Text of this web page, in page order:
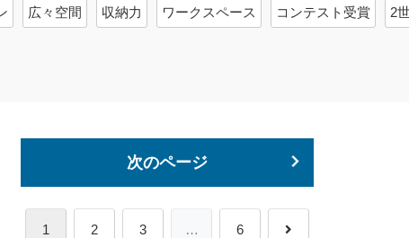
広々空間 収納力 ワークスペース コンテスト受賞 2
次のページ
1 2 3 … 6 次